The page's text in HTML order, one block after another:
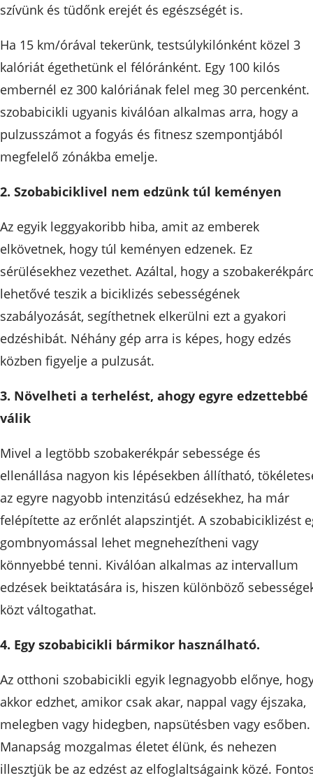
szívünk és tüdőnk erejét és egészségét is.
Ha 15 km/órával tekerünk, testsúlykilónként közel 3
kalóriát égethetünk el félóránként. Egy 100 kilós
embernél ez 300 kalóriának felel meg 30 percenként.
szobabicikli ugyanis kiválóan alkalmas arra, hogy a
pulzusszámot a fogyás és fitnesz szempontjából
megfelelő zónákba emelje.
2. Szobabiciklivel nem edzünk túl keményen
Az egyik leggyakoribb hiba, amit az emberek
elkövetnek, hogy túl keményen edzenek. Ez
sérülésekhez vezethet. Azáltal, hogy a
lehetővé teszik a biciklizés sebességének
szabályozását, segíthetnek elkerülni ezt a gyakori
edzéshibát. Néhány gép arra is képes, hogy edzés
közben figyelje a pulzusát.
3. Növelheti a terhelést, ahogy egyre edzettebbé
válik
Mivel a legtöbb szobakerékpár sebessége és
ellenállása nagyon kis lépésekben állítható,
az egyre nagyobb intenzitású edzésekhez, ha már
felépítette az erőnlét alapszintjét. A szobabiciklizést
gombnyomással lehet megnehezítheni vagy
könnyebbé tenni. Kiválóan alkalmas az intervallum
edzések beiktatására is, hiszen különböző
közt váltogathat.
4. Egy szobabicikli bármikor használható.
Az otthoni szobabicikli egyik legnagyobb előnye,
akkor edzhet, amikor csak akar, nappal vagy éjszaka,
melegben vagy hidegben, napsütésben vagy esőben.
Manapság mozgalmas életet élünk, és nehezen
illesztjük be az edzést az elfoglaltságaink közé.